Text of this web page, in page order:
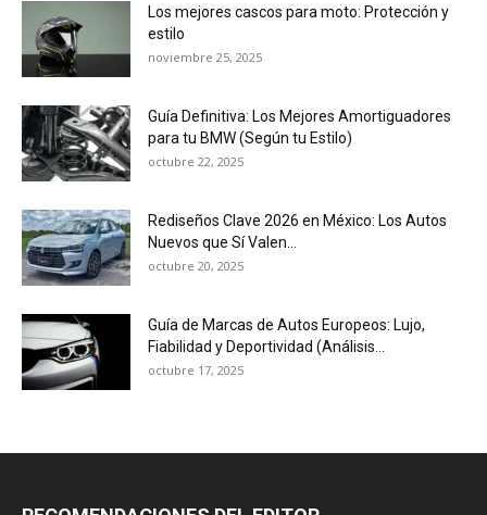
Los mejores cascos para moto: Protección y
estilo
noviembre 25, 2025
Guía Definitiva: Los Mejores Amortiguadores
para tu BMW (Según tu Estilo)
octubre 22, 2025
Rediseños Clave 2026 en México: Los Autos
Nuevos que Sí Valen...
octubre 20, 2025
Guía de Marcas de Autos Europeos: Lujo,
Fiabilidad y Deportividad (Análisis...
octubre 17, 2025